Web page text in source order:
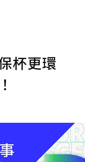
杯更環